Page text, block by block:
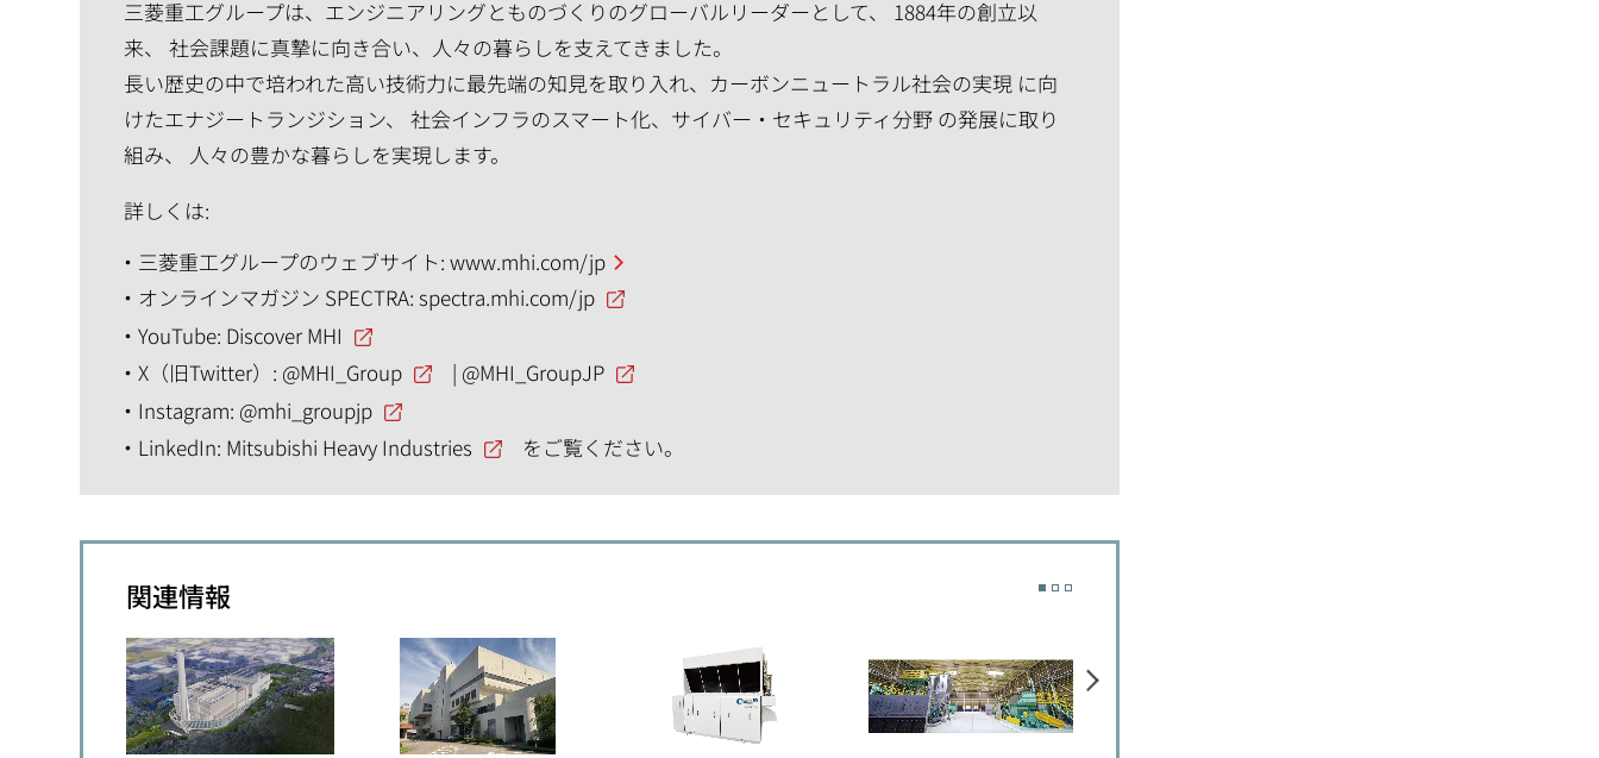
三菱重工グループは、エンジニアリングとものづくりのグローバルリーダーとして、 1884年の創立以
来、 社会課題に真摯に向き合い、人々の暮らしを支えてきました。
長い歴史の中で培われた高い技術力に最先端の知見を取り入れ、カーボンニュートラル社会の実現 に向
けたエナジートランジション、 社会インフラのスマート化、サイバー・セキュリティ分野 の発展に取り
組み、 人々の豊かな暮らしを実現します。
詳しくは:
三菱重工グループのウェブサイト: www.mhi.com/jp
オンラインマガジン SPECTRA: spectra.mhi.com/jp
YouTube: Discover MHI
X（旧Twitter）: @MHI_Group | @MHI_GroupJP
Instagram: @mhi_groupjp
LinkedIn: Mitsubishi Heavy Industries をご覧ください。
関連情報